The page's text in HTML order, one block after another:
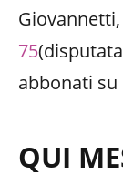
75
abbonati su
QUI